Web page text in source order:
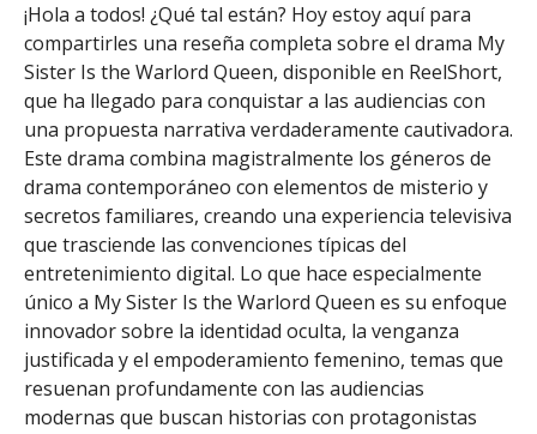
¡Hola a todos! ¿Qué tal están? Hoy estoy aquí para
compartirles una reseña completa sobre el drama My
Sister Is the Warlord Queen, disponible en ReelShort,
que ha llegado para conquistar a las audiencias con
una propuesta narrativa verdaderamente cautivadora.
Este drama combina magistralmente los géneros de
drama contemporáneo con elementos de misterio y
secretos familiares, creando una experiencia televisiva
que trasciende las convenciones típicas del
entretenimiento digital. Lo que hace especialmente
único a My Sister Is the Warlord Queen es su enfoque
innovador sobre la identidad oculta, la venganza
justificada y el empoderamiento femenino, temas que
resuenan profundamente con las audiencias
modernas que buscan historias con protagonistas